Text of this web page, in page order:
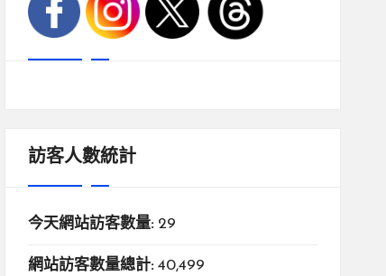
訪客人數統計
今天網站訪客數量: 29
網站訪客數量總計: 40,499